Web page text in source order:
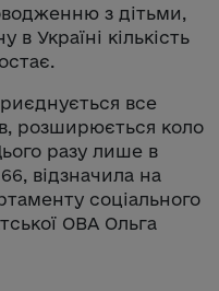
з дітьми,
в Україні кількість
все
розширюється коло
разу лише в
відзначила на
соціального
ОВА Ольга